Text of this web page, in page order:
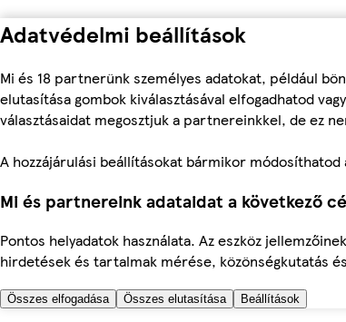
Adatvédelmi beállítások
Mi és 18 partnerünk személyes adatokat, például
elutasítása gombok kiválasztásával elfogadhatod
választásaidat megosztjuk a partnereinkkel, de ez
A hozzájárulási beállításokat bármikor
Mi és partnereink adataidat a következő
Pontos helyadatok használata. Az eszköz
hirdetések és tartalmak mérése, közönségkutatás
Összes elfogadása Összes elutasítása Beállítások